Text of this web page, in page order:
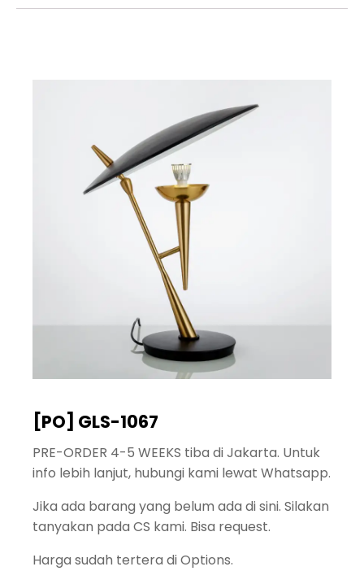
[PO] GLS-1067
PRE-ORDER 4-5 WEEKS tiba di Jakarta. Untuk
info lebih lanjut, hubungi kami lewat Whatsapp.
Jika ada barang yang belum ada di sini. Silakan
tanyakan pada CS kami. Bisa request.
Harga sudah tertera di Options.